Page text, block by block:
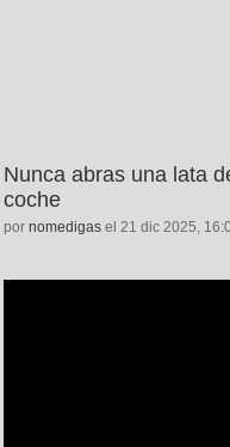
Nunca abras una lata
coche
por nomedigas el 21 dic 2025,